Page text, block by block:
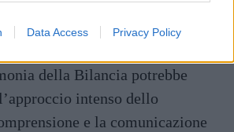
Data Access Privacy Policy
Bilancia
della Bilancia potrebbe
intenso dello
e la comunicazione